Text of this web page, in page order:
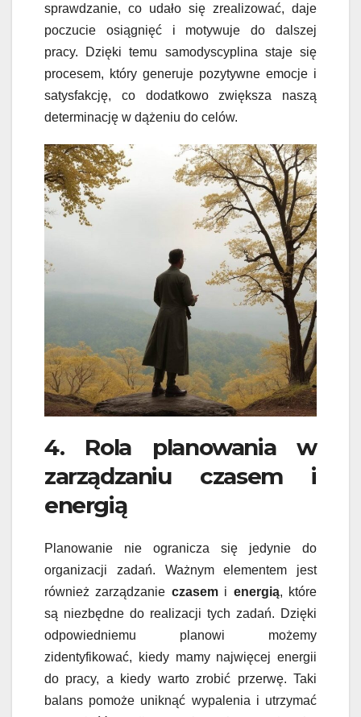
sprawdzanie, co udało się zrealizować, daje
poczucie osiągnięć i motywuje do dalszej
pracy. Dzięki temu samodyscyplina staje się
procesem, który generuje pozytywne emocje i
satysfakcję, co dodatkowo zwiększa naszą
determinację w dążeniu do celów.
4. Rola planowania w
zarządzaniu czasem i
energią
Planowanie nie ogranicza się jedynie do
organizacji zadań. Ważnym elementem jest
również zarządzanie czasemi energią, które
są niezbędne do realizacji tych zadań. Dzięki
odpowiedniemu planowi możemy
zidentyfikować, kiedy mamy najwięcej energii
do pracy, a kiedy warto zrobić przerwę. Taki
balans pomoże uniknąć wypalenia i utrzymać